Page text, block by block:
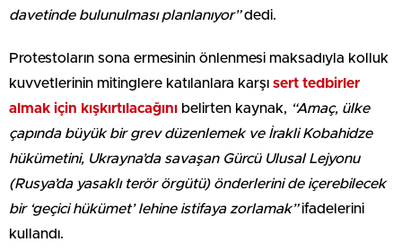
davetinde bulunulması planlanıyor”dedi.
Protestoların sona ermesinin önlenmesi maksadıyla kolluk
kuvvetlerinin mitinglere katılanlara karşı sert tedbirler
almak için kışkırtılacağını belirten kaynak, “Amaç, ülke
çapında büyük bir grev düzenlemek ve İrakli Kobahidze
hükümetini, Ukrayna’da savaşan Gürcü Ulusal Lejyonu
(Rusya’da yasaklı terör örgütü) önderlerini de içerebilecek
bir ‘geçici hükümet’ lehine istifaya zorlamak”ifadelerini
kullandı.